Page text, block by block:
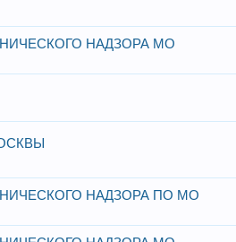
НАДЗОРА МО
НАДЗОРА ПО МО